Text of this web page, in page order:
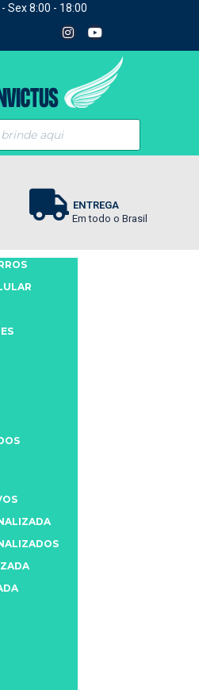
Sex 8:00 - 18:00
ENTREGA
Em todo o Brasil